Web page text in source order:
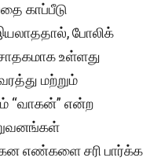
காப்பீடு
போலிக்
சாதகமாக உள்ளது
மற்றும்
“வாகன்” என்ற
எண்களை சரி பார்க்க